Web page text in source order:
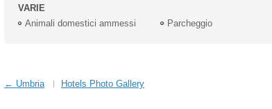
VARIE
Animali domestici ammessi
Parcheggio
← Umbria Hotels Photo Gallery